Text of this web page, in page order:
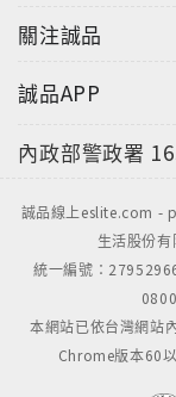
關注誠品
誠品APP
內政部警政署
誠品線上eslite.com -
生活股份
統一編號：
本網站已依台灣網站
Chrome版本60